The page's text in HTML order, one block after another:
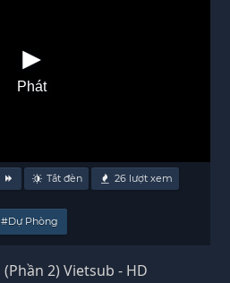
Phát
Tắt đèn 26lượt xem
#Dự Phòng
Watch Bebefinn (Phần 2) Vietsub - HD